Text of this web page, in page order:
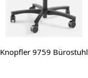
Knopfler 9759 Bürostuhl